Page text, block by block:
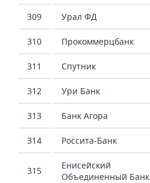
309 Урал ФД
310 Прокоммерцбанк
311 Спутник
312 Ури Банк
313 Банк Агора
314 Россита-Банк
315
Енисейский
Объединенный Банк